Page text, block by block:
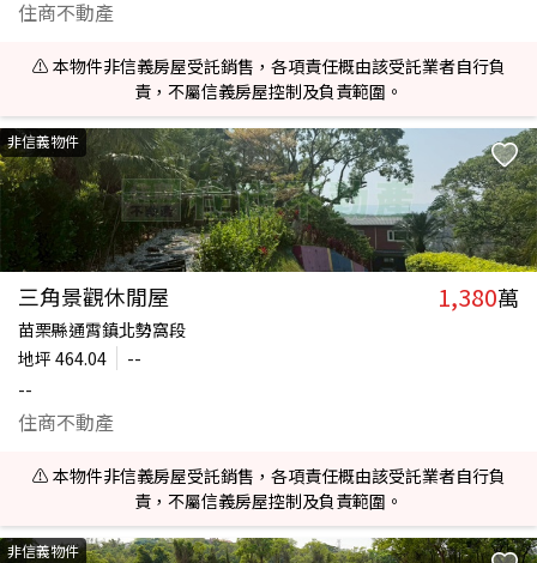
住商不動產
⚠️ 本物件非信義房屋受託銷售，各項責任概由該受託業者自行負
責，不屬信義房屋控制及負責範圍。
非信義物件
三角景觀休閒屋 1,380萬
苗栗縣通霄鎮北勢窩段
地坪 464.04
--
--
住商不動產
⚠️ 本物件非信義房屋受託銷售，各項責任概由該受託業者自行負
責，不屬信義房屋控制及負責範圍。
非信義物件